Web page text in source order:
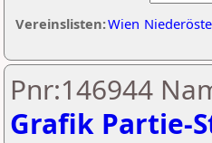
Vereinslisten:Wien
Pnr:146944
Grafik Partie-